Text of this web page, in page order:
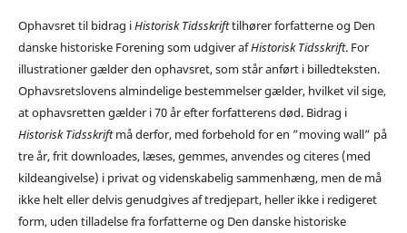
Ophavsret til bidrag iHistorisk Tidsskrifttilhører forfatterne og Den
danske historiske Forening som udgiver afHistorisk Tidsskrift. For
illustrationer gælder den ophavsret, som står anført i billedteksten.
Ophavsretslovens almindelige bestemmelser gælder, hvilket vil sige,
at ophavsretten gælder i 70 år efter forfatterens død. Bidrag i
Historisk Tidsskriftmå derfor, med forbehold for en ”moving wall” på
tre år, frit downloades, læses, gemmes, anvendes og citeres (med
kildeangivelse) i privat og videnskabelig sammenhæng, men de må
ikke helt eller delvis genudgives af tredjepart, heller ikke i redigeret
form, uden tilladelse fra forfatterne og Den danske historiske